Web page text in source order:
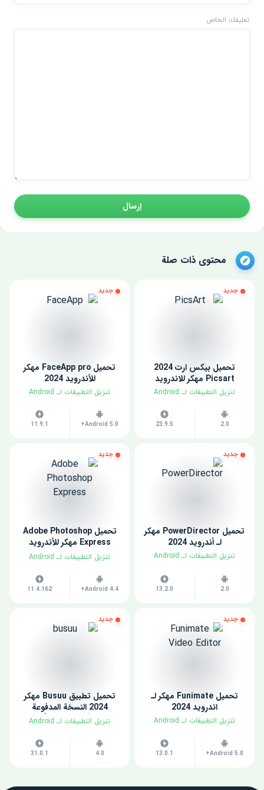
تعليقك الخاص
إرسال
محتوى ذات صلة
جديد
تحميل بيكس ارت 2024
Picsart مهكر للاندرويد
​تنزيل التطبيقات لـ ​Android
2.0
23.9.5
جديد
تحميل FaceApp pro مهكر
للأندرويد 2024
​تنزيل التطبيقات لـ ​Android
Android 5.0+
11.9.1
جديد
تحميل PowerDirector مهكر
لـ أندرويد 2024
​تنزيل التطبيقات لـ ​Android
2.0
13.2.0
جديد
تحميل Adobe Photoshop
Express مهكر للأندرويد
2024
​تنزيل التطبيقات لـ ​Android
Android 4.4+
11.4.162
جديد
تحميل Funimate مهكر لـ
اندرويد 2024
​تنزيل التطبيقات لـ ​Android
Android 5.0+
13.0.1
جديد
تحميل تطبيق Busuu مهكر
2024 النسخة المدفوعة
للأندرويد مجاناً
​تنزيل التطبيقات لـ ​Android
4.0
31.0.1